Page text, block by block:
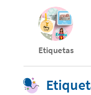
Etiquetas